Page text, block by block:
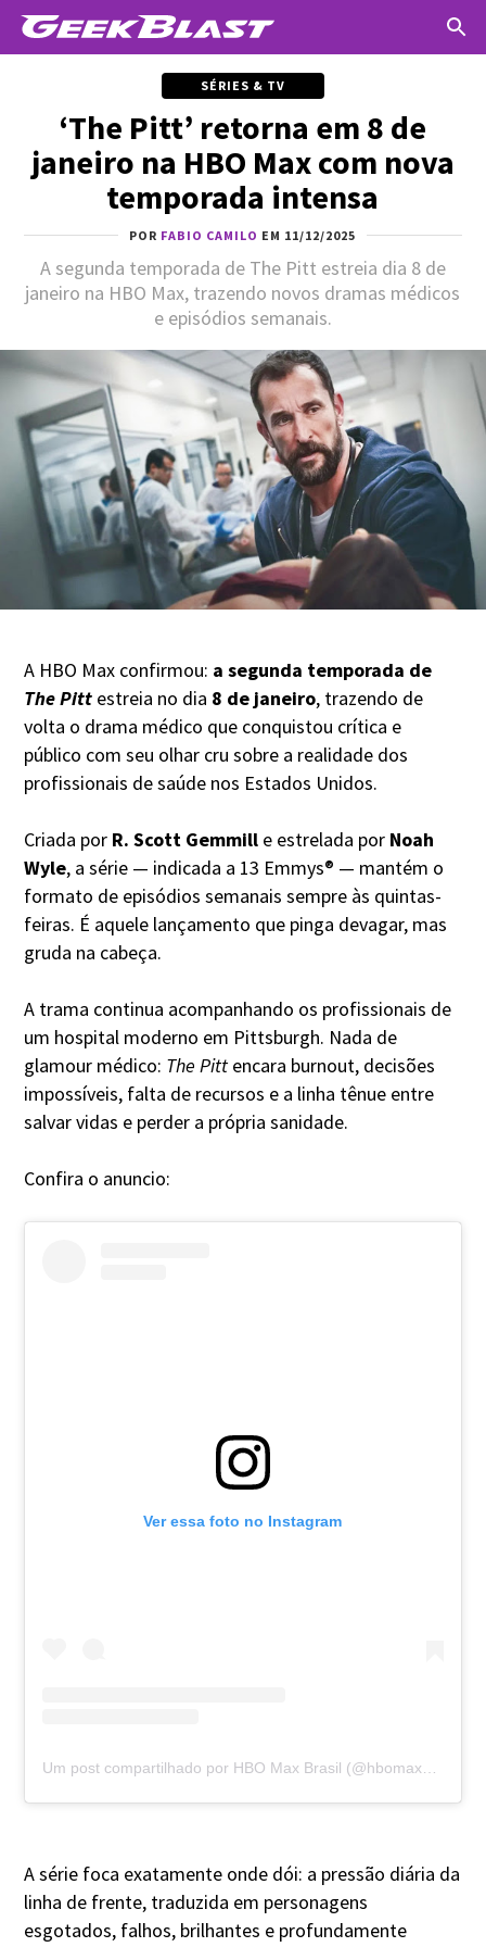
SÉRIES & TV
‘The Pitt’ retorna em 8 de
janeiro na HBO Max com nova
temporada intensa
POR FABIO CAMILO EM 11/12/2025
A segunda temporada de The Pitt estreia dia 8 de
janeiro na HBO Max, trazendo novos dramas médicos
e episódios semanais.
A HBO Max confirmou: a segunda temporada de
The Pitt estreia no dia 8 de janeiro, trazendo de
volta o drama médico que conquistou crítica e
público com seu olhar cru sobre a realidade dos
profissionais de saúde nos Estados Unidos.
Criada por R. Scott Gemmill e estrelada por Noah
Wyle, a série — indicada a 13 Emmys® — mantém o
formato de episódios semanais sempre às quintas-
feiras. É aquele lançamento que pinga devagar, mas
gruda na cabeça.
A trama continua acompanhando os profissionais de
um hospital moderno em Pittsburgh. Nada de
glamour médico: The Pitt encara burnout, decisões
impossíveis, falta de recursos e a linha tênue entre
salvar vidas e perder a própria sanidade.
Confira o anuncio:
Ver essa foto no Instagram
A série foca exatamente onde dói: a pressão diária da
linha de frente, traduzida em personagens
esgotados, falhos, brilhantes e profundamente